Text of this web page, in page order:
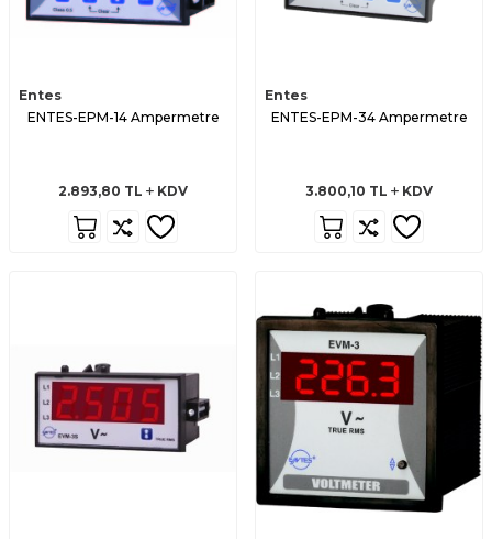
Entes
ENTES-EPM-14 Ampermetre
2.893,80 TL KDV
Entes
ENTES-EPM-34 Ampermetre
3.800,10 TL KDV